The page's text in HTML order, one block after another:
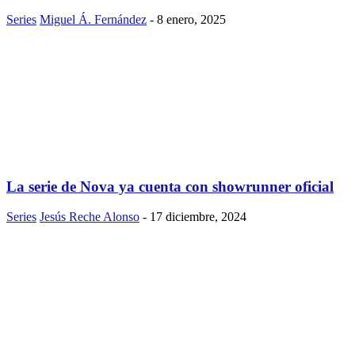
Series Miguel Á. Fernández - 8 enero, 2025
La serie de Nova ya cuenta con showrunner oficial
Series Jesús Reche Alonso - 17 diciembre, 2024